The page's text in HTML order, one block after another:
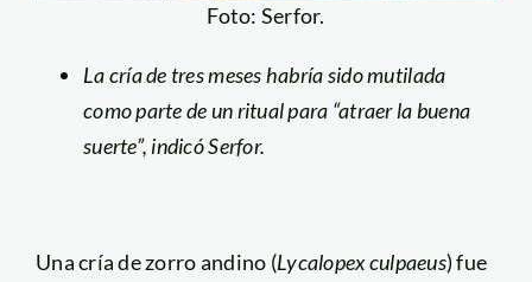
Foto: Serfor.
La cría de tres meses habría sido mutilada
como parte de un ritual para “atraer la buena
suerte”, indicó Serfor.
Una cría de zorro andino (Lycalopex culpaeus) fue